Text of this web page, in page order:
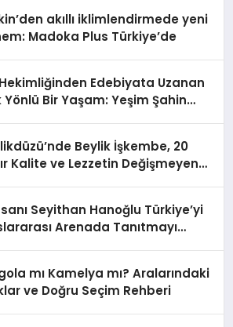
akıllı iklimlendirmede yeni
Madoka Plus Türkiye’de
Edebiyata Uzanan
Yönlü Bir Yaşam: Yeşim Şahin
Beylik İşkembe, 20
Kalite ve Lezzetin Değişmeyen
Seyithan Hanoğlu Türkiye’yi
Arenada Tanıtmayı
mı Kamelya mı? Aralarındaki
ve Doğru Seçim Rehberi